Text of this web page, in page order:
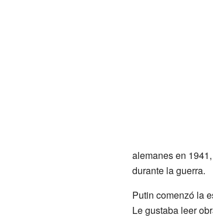
alemanes en
durante la guerra.
Putin comenzó la
Le gustaba leer